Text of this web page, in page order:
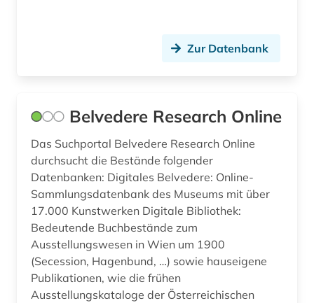
Zur Datenbank
Belvedere Research Online
Das Suchportal Belvedere Research Online
durchsucht die Bestände folgender
Datenbanken: Digitales Belvedere: Online-
Sammlungsdatenbank des Museums mit über
17.000 Kunstwerken Digitale Bibliothek:
Bedeutende Buchbestände zum
Ausstellungswesen in Wien um 1900
(Secession, Hagenbund, …) sowie hauseigene
Publikationen, wie die frühen
Ausstellungskataloge der Österreichischen